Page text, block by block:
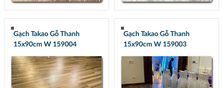
Gạch Takao Gỗ Thanh
15x90cm W 159004
Gạch Takao Gỗ Thanh
15x90cm W 159003